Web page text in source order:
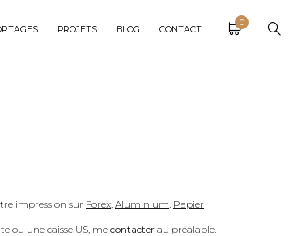
PROJETS BLOG CONTACT
0
impression sur Forex, Aluminium, Papier
ou une caisse US, me contacter au préalable.